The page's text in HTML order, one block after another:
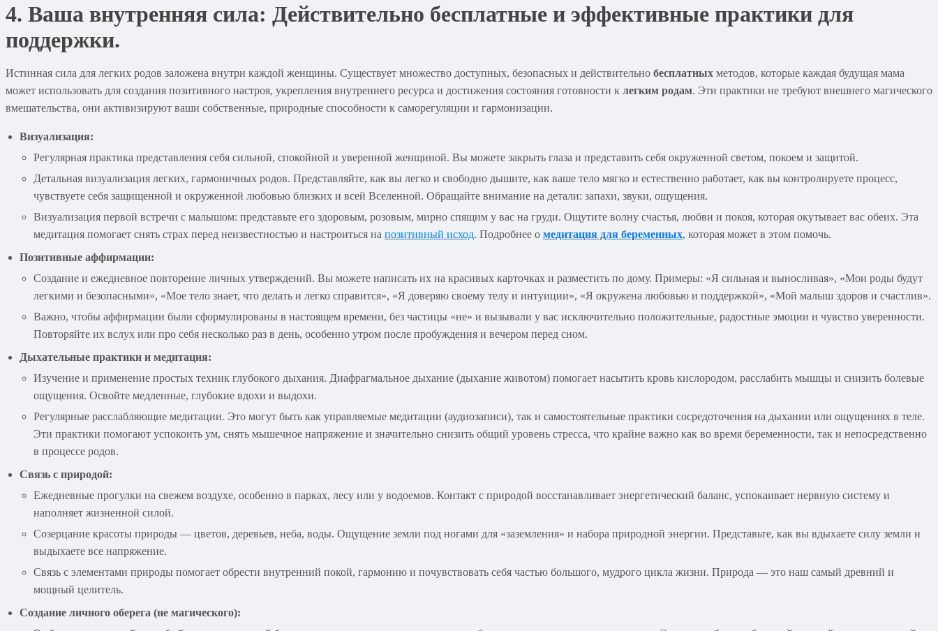
4. Ваша внутренняя сила: Действительно бесплатные и эффективные практики для
поддержки.
Истинная сила для легких родов заложена внутри каждой женщины. Существует множество доступных, безопасных и действительно бесплатных методов, которые каждая будущая мама
может использовать для создания позитивного настроя, укрепления внутреннего ресурса и достижения состояния готовности к легким родам. Эти практики не требуют внешнего магического
вмешательства, они активизируют ваши собственные, природные способности к саморегуляции и гармонизации.
Визуализация:
Регулярная практика представления себя сильной, спокойной и уверенной женщиной. Вы можете закрыть глаза и представить себя окруженной светом, покоем и защитой.
Детальная визуализация легких, гармоничных родов. Представляйте, как вы легко и свободно дышите, как ваше тело мягко и естественно работает, как вы контролируете процесс,
чувствуете себя защищенной и окруженной любовью близких и всей Вселенной. Обращайте внимание на детали: запахи, звуки, ощущения.
Визуализация первой встречи с малышом: представьте его здоровым, розовым, мирно спящим у вас на груди. Ощутите волну счастья, любви и покоя, которая окутывает вас обеих. Эта
медитация помогает снять страх перед неизвестностью и настроиться на позитивный исход. Подробнее о медитация для беременных, которая может в этом помочь.
Позитивные аффирмации:
Создание и ежедневное повторение личных утверждений. Вы можете написать их на красивых карточках и разместить по дому. Примеры: «Я сильная и выносливая», «Мои роды будут
легкими и безопасными», «Мое тело знает, что делать и легко справится», «Я доверяю своему телу и интуиции», «Я окружена любовью и поддержкой», «Мой малыш здоров и счастлив».
Важно, чтобы аффирмации были сформулированы в настоящем времени, без частицы «не» и вызывали у вас исключительно положительные, радостные эмоции и чувство уверенности.
Повторяйте их вслух или про себя несколько раз в день, особенно утром после пробуждения и вечером перед сном.
Дыхательные практики и медитация:
Изучение и применение простых техник глубокого дыхания. Диафрагмальное дыхание (дыхание животом) помогает насытить кровь кислородом, расслабить мышцы и снизить болевые
ощущения. Освойте медленные, глубокие вдохи и выдохи.
Регулярные расслабляющие медитации. Это могут быть как управляемые медитации (аудиозаписи), так и самостоятельные практики сосредоточения на дыхании или ощущениях в теле.
Эти практики помогают успокоить ум, снять мышечное напряжение и значительно снизить общий уровень стресса, что крайне важно как во время беременности, так и непосредственно
в процессе родов.
Связь с природой:
Ежедневные прогулки на свежем воздухе, особенно в парках, лесу или у водоемов. Контакт с природой восстанавливает энергетический баланс, успокаивает нервную систему и
наполняет жизненной силой.
Созерцание красоты природы — цветов, деревьев, неба, воды. Ощущение земли под ногами для «заземления» и набора природной энергии. Представьте, как вы вдыхаете силу земли и
выдыхаете все напряжение.
Связь с элементами природы помогает обрести внутренний покой, гармонию и почувствовать себя частью большого, мудрого цикла жизни. Природа — это наш самый древний и
мощный целитель.
Создание личного оберега (не магического):